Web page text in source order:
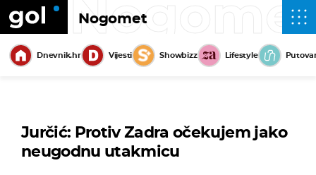
Nogomet
Dnevnik.hr Vijesti Showbizz Lifestyle
Jurčić: Protiv Zadra očekujem jako
neugodnu utakmicu